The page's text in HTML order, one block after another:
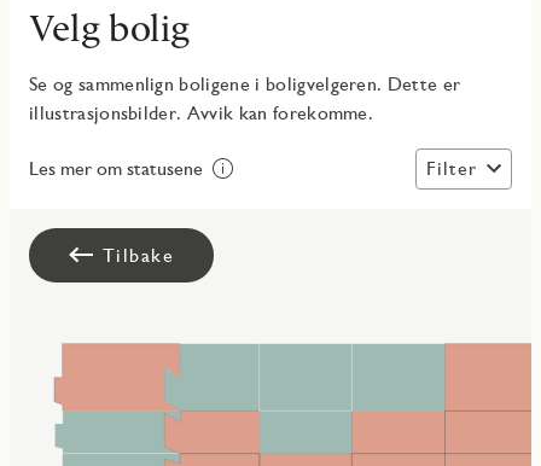
Velg bolig
Se og sammenlign boligene i boligvelgeren. Dette er
illustrasjonsbilder. Avvik kan forekomme.
Les mer om statusene Filter
Tilbake